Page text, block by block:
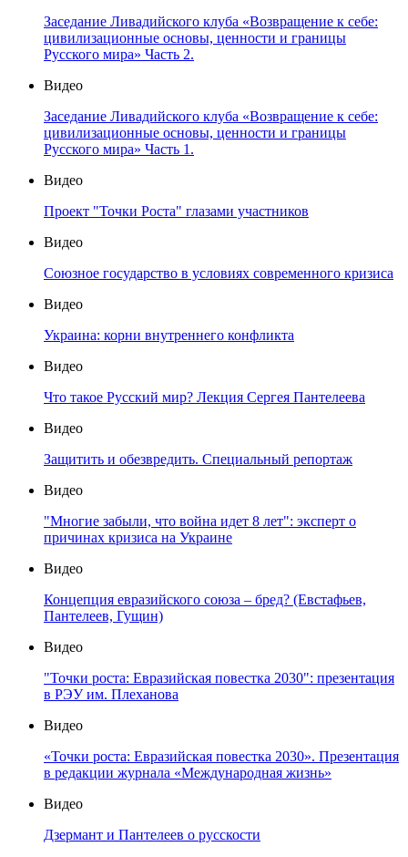
Заседание Ливадийского клуба «Возвращение к себе:
цивилизационные основы, ценности и границы
Русского мира» Часть 2.
Видео
Заседание Ливадийского клуба «Возвращение к себе:
цивилизационные основы, ценности и границы
Русского мира» Часть 1.
Видео
Проект "Точки Роста" глазами участников
Видео
Союзное государство в условиях современного кризиса
Видео
Украина: корни внутреннего конфликта
Видео
Что такое Русский мир? Лекция Сергея Пантелеева
Видео
Защитить и обезвредить. Специальный репортаж
Видео
"Многие забыли, что война идет 8 лет": эксперт о
причинах кризиса на Украине
Видео
Концепция евразийского союза – бред? (Евстафьев,
Пантелеев, Гущин)
Видео
"Точки роста: Евразийская повестка 2030": презентация
в РЭУ им. Плеханова
Видео
«Точки роста: Евразийская повестка 2030». Презентация
в редакции журнала «Международная жизнь»
Видео
Дзермант и Пантелеев о русскости